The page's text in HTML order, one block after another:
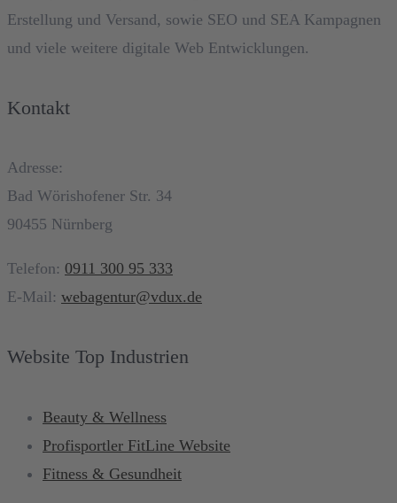
Erstellung und Versand, sowie SEO und SEA Kampagnen
und viele weitere digitale Web Entwicklungen.
Kontakt
Adresse:
Bad Wörishofener Str. 34
90455 Nürnberg
Telefon: 0911 300 95 333
E-Mail: webagentur@vdux.de
Website Top Industrien
Beauty & Wellness
Profisportler FitLine Website
Fitness & Gesundheit